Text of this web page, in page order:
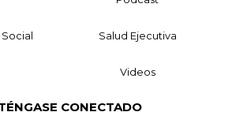
Salud Ejecutiva
Videos
CONECTADO